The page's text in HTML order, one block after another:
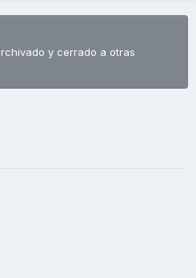
y cerrado a otras